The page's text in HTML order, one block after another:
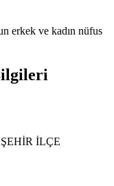
erkek ve kadın nüfus
İLÇE